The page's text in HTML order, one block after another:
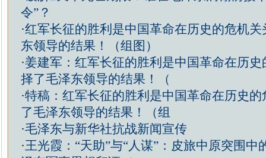
令”？
·红军长征的胜利是中国革命在历史的危机关
东领导的结果！（组图）
·姜建军：红军长征的胜利是中国革命在历史
择了毛泽东领导的结果！（
·特稿：红军长征的胜利是中国革命在历史的
了毛泽东领导的结果！（组
·毛泽东与新华社抗战新闻宣传
·王光霞：“天助”与“人谋”：皮旅中原突围中